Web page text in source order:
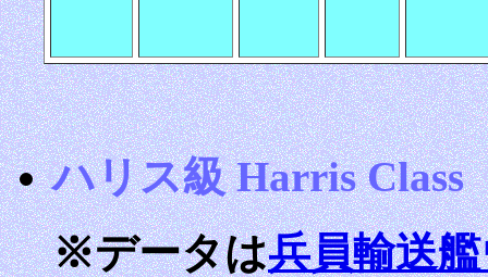
ハリス級 Harris Class
※データは兵員輸送